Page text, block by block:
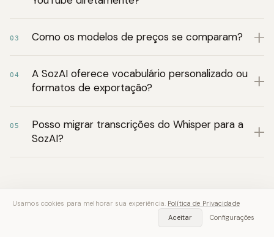
03 Como os modelos de preços se comparam?
04
A SozAI oferece vocabulário personalizado ou
formatos de exportação?
05
Posso migrar transcrições do Whisper para a
SozAI?
Usamos cookies para melhorar sua experiência. Política de Privacidade
Aceitar
Configurações